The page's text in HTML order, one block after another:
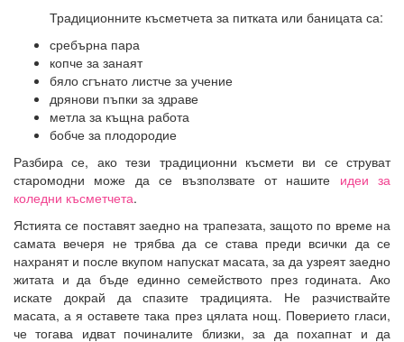
Традиционните късметчета за питката или баницата са:
сребърна пара
копче за занаят
бяло сгънато листче за учение
дрянови пъпки за здраве
метла за къщна работа
бобче за плодородие
Разбира се, ако тези традиционни късмети ви се струват
старомодни може да се възползвате от нашите идеи за
коледни късметчета.
Ястията се поставят заедно на трапезата, защото по време на
самата вечеря не трябва да се става преди всички да се
нахранят и после вкупом напускат масата, за да узреят заедно
житата и да бъде единно семейството през годината. Ако
искате докрай да спазите традицията. Не разчиствайте
масата, а я оставете така през цялата нощ. Поверието гласи,
че тогава идват починалите близки, за да похапнат и да